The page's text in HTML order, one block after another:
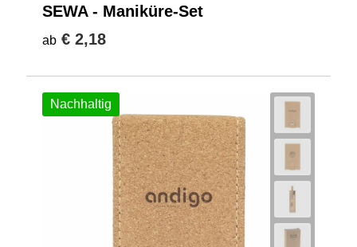
SEWA - Maniküre-Set
ab € 2,18
Nachhaltig